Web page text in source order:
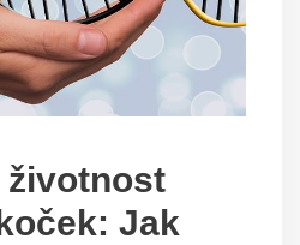
životnost
Jak